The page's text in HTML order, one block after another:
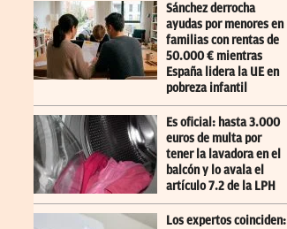
Sánchez derrocha
ayudas por menores en
familias con rentas de
50.000 € mientras
España lidera la UE en
pobreza infantil
Es oficial: hasta 3.000
euros de multa por
tener la lavadora en el
balcón y lo avala el
artículo 7.2 de la LPH
Los expertos coinciden: